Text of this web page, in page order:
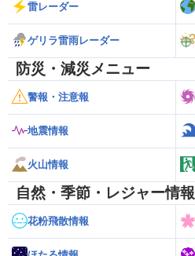
雷レーダー
ゲリラ雷雨レーダー
防災・減災メニュー
警報・注意報
地震情報
火山情報
自然・季節・レジャー情報
花粉飛散情報